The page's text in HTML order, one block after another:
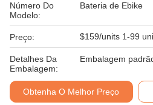
Número Do
Modelo:
Bateria de Ebike
Preço: $159/units 1-99
Detalhes Da
Embalagem:
Embalagem
Obtenha O Melhor Preço